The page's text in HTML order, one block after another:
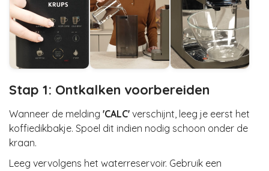
Stap 1: Ontkalken voorbereiden
Wanneer de melding 'CALC' verschijnt, leeg je eerst het
koffiedikbakje. Spoel dit indien nodig schoon onder de
kraan.
Leeg vervolgens het waterreservoir. Gebruik een